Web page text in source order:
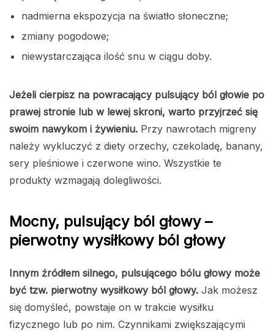
nadmierna ekspozycja na światło słoneczne;
zmiany pogodowe;
niewystarczająca ilość snu w ciągu doby.
Jeżeli cierpisz na powracający pulsujący ból głowie po
prawej stronie lub w lewej skroni, warto przyjrzeć się
swoim nawykom i żywieniu. Przy nawrotach migreny
należy wykluczyć z diety orzechy, czekoladę, banany,
sery pleśniowe i czerwone wino. Wszystkie te
produkty wzmagają dolegliwości.
Mocny, pulsujący ból głowy –
pierwotny wysiłkowy ból głowy
Innym źródłem silnego, pulsującego bólu głowy może
być tzw. pierwotny wysiłkowy ból głowy. Jak możesz
się domyśleć, powstaje on w trakcie wysiłku
fizycznego lub po nim. Czynnikami zwiększającymi